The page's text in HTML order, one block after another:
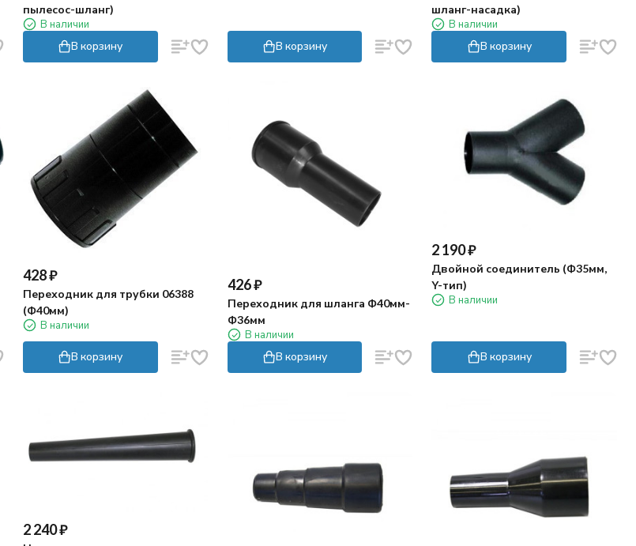
пылесос-шланг)
В наличии
В корзину В корзину
шланг-насадка)
В наличии
В корзину
428₽
Переходник для трубки 06388
(Ф40мм)
В наличии
В корзину
426₽
Переходник для шланга Ф40мм-
Ф36мм
В наличии
В корзину
2 190₽
Двойной соединитель (Ф35мм,
Y-тип)
В наличии
В корзину
2 240₽